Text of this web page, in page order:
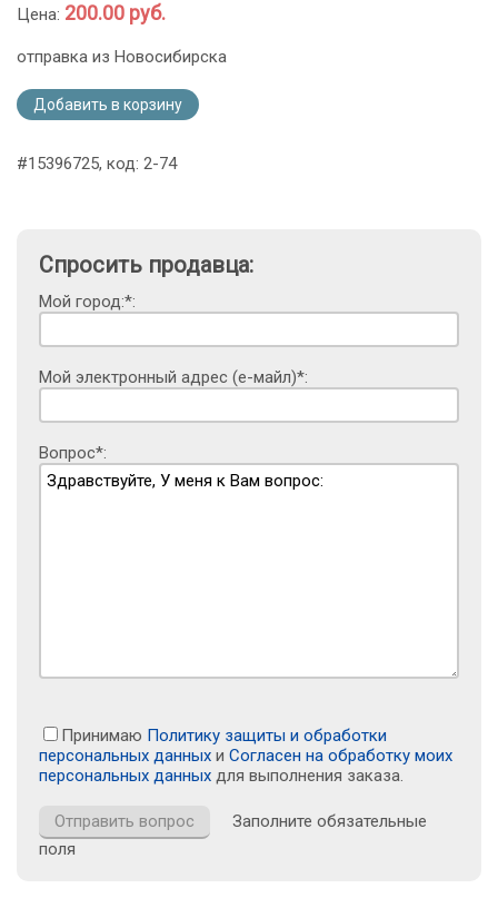
Цена: 200.00 руб.
отправка из Новосибирска
Добавить в корзину
#15396725, код: 2-74
Спросить продавца:
Мой город:*:
Мой электронный адрес (е-майл)*:
Вопрос*:
Принимаю Политику защиты и обработки
персональных данных и Согласен на обработку моих
персональных данных для выполнения заказа.
Заполните обязательные
поля